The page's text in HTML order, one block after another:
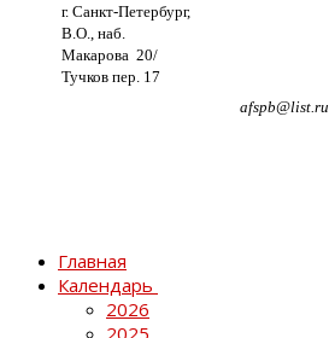
г. Санкт-Петербург,
В.О., наб.
Макарова 20/
Тучков пер. 17
afspb@list.ru
Главная
Календарь
2026
2025